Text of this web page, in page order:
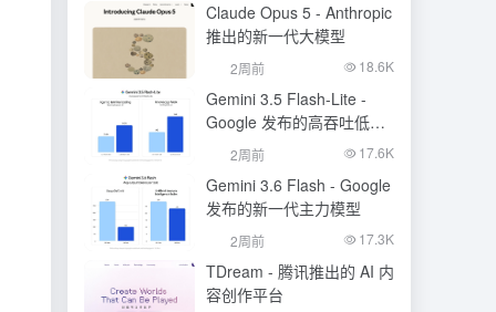
Claude Opus 5 - Anthropic
推出的新一代大模型
2周前 18.6K
Gemini 3.5 Flash-Lite -
Google 发布的高吞吐低成
本模型
2周前 17.6K
Gemini 3.6 Flash - Google
发布的新一代主力模型
2周前 17.3K
TDream - 腾讯推出的 AI 内
容创作平台